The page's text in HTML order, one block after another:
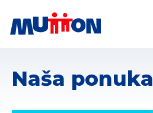
Naša ponuka